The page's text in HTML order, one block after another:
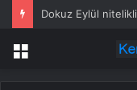
Dokuz Eylül
Menü